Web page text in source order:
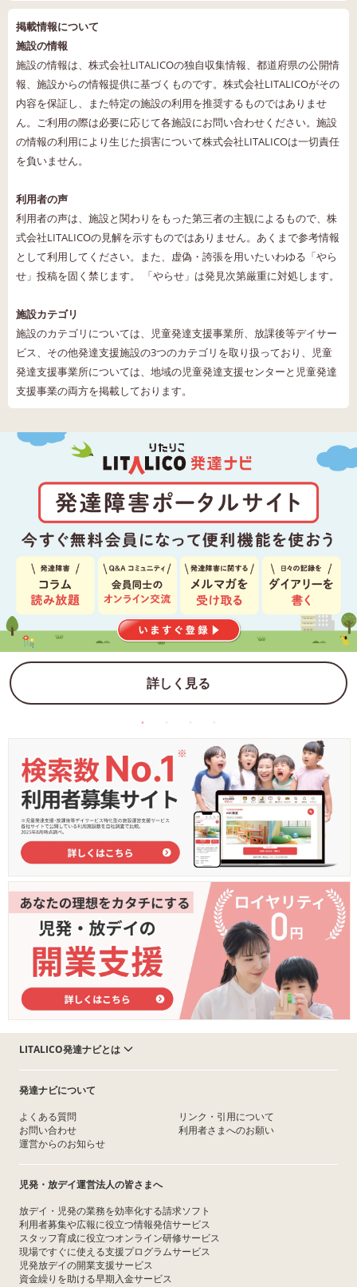
掲載情報について
施設の情報
施設の情報は、株式会社LITALICOの独自収集情報、都道府県の公開情
報、施設からの情報提供に基づくものです。株式会社LITALICOがその
内容を保証し、また特定の施設の利用を推奨するものではありませ
ん。ご利用の際は必要に応じて各施設にお問い合わせください。施設
の情報の利用により生じた損害について株式会社LITALICOは一切責任
を負いません。
利用者の声
利用者の声は、施設と関わりをもった第三者の主観によるもので、株
式会社LITALICOの見解を示すものではありません。あくまで参考情報
として利用してください。また、虚偽・誇張を用いたいわゆる「やら
せ」投稿を固く禁じます。 「やらせ」は発見次第厳重に対処します。
施設カテゴリ
施設のカテゴリについては、児童発達支援事業所、放課後等デイサー
ビス、その他発達支援施設の3つのカテゴリを取り扱っており、児童
発達支援事業所については、地域の児童発達支援センターと児童発達
支援事業の両方を掲載しております。
詳しく見る
LITALICO発達ナビとは
発達ナビについて
よくある質問
お問い合わせ
運営からのお知らせ
リンク・引用について
利用者さまへのお願い
児発・放デイ運営法人の皆さまへ
放デイ・児発の業務を効率化する請求ソフト
利用者募集や広報に役立つ情報発信サービス
スタッフ育成に役立つオンライン研修サービス
現場ですぐに使える支援プログラムサービス
児発放デイの開業支援サービス
資金繰りを助ける早期入金サービス